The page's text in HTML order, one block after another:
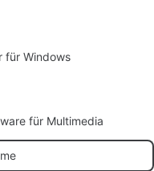
für Windows
für Multimedia